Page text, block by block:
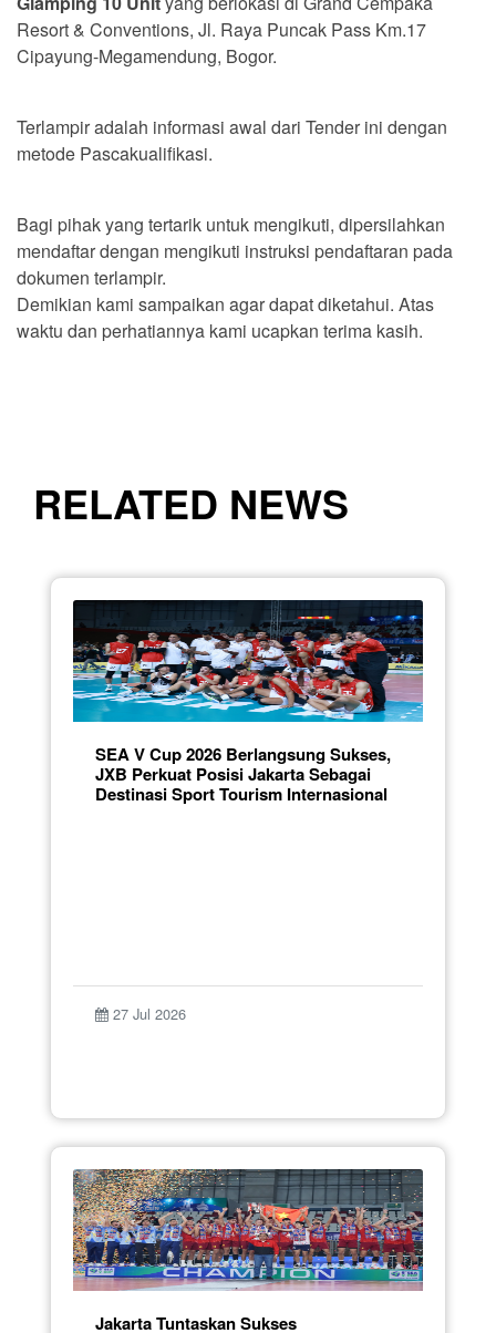
Resort & Conventions, Jl. Raya Puncak Pass Km.17
Cipayung-Megamendung, Bogor.
Terlampir adalah informasi awal dari Tender ini dengan
metode Pascakualifikasi.
Bagi pihak yang tertarik untuk mengikuti, dipersilahkan
mendaftar dengan mengikuti instruksi pendaftaran pada
dokumen terlampir.
Demikian kami sampaikan agar dapat diketahui. Atas
waktu dan perhatiannya kami ucapkan terima kasih.
RELATED NEWS
SEA V Cup 2026 Berlangsung Sukses,
JXB Perkuat Posisi Jakarta Sebagai
Destinasi Sport Tourism Internasional
27 Jul 2026
Jakarta Tuntaskan Sukses